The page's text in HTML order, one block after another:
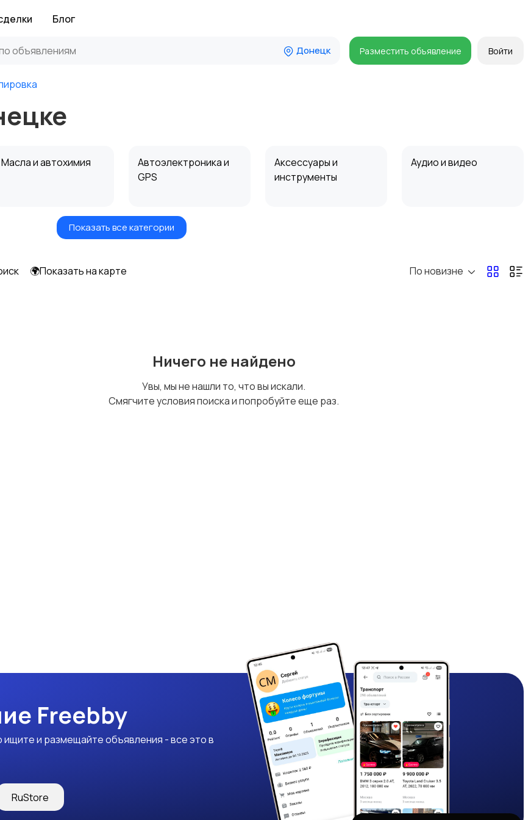
Блог
Донецк Разместить объявление Войти
Масла и автохимия
Автоэлектроника и
GPS
Аксессуары и
инструменты
Аудио и видео
Мотоэкипировка
Другие запчасти
Показать все категории
🌍Показать на карте По новизне
Ничего не найдено
Увы, мы не нашли то, что вы искали.
Смягчите условия поиска и попробуйте еще раз.
Freebby
и размещайте объявления - все это в
RuStore